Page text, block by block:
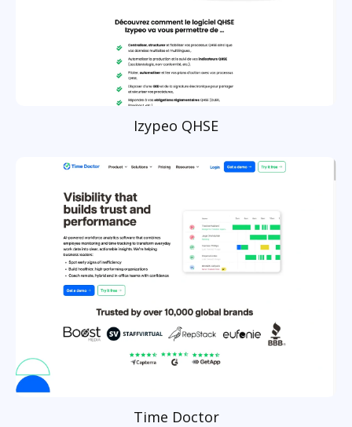
Izypeo QHSE
Time Doctor